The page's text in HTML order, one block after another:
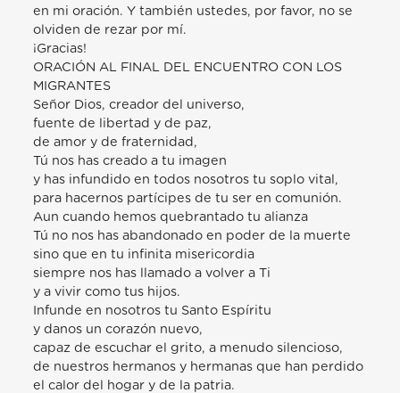
en mi oración. Y también ustedes, por favor, no se
olviden de rezar por mí.
¡Gracias!
ORACIÓN AL FINAL DEL ENCUENTRO CON LOS
MIGRANTES
Señor Dios, creador del universo,
fuente de libertad y de paz,
de amor y de fraternidad,
Tú nos has creado a tu imagen
y has infundido en todos nosotros tu soplo vital,
para hacernos partícipes de tu ser en comunión.
Aun cuando hemos quebrantado tu alianza
Tú no nos has abandonado en poder de la muerte
sino que en tu infinita misericordia
siempre nos has llamado a volver a Ti
y a vivir como tus hijos.
Infunde en nosotros tu Santo Espíritu
y danos un corazón nuevo,
capaz de escuchar el grito, a menudo silencioso,
de nuestros hermanos y hermanas que han perdido
el calor del hogar y de la patria.